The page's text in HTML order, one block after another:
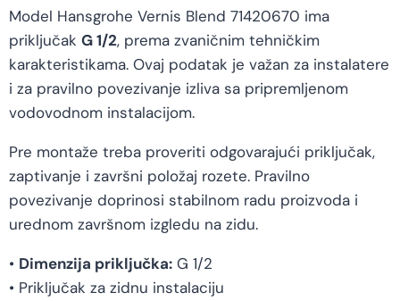
Model Hansgrohe Vernis Blend 71420670 ima
priključak G 1/2, prema zvaničnim tehničkim
karakteristikama. Ovaj podatak je važan za instalatere
i za pravilno povezivanje izliva sa pripremljenom
vodovodnom instalacijom.
Pre montaže treba proveriti odgovarajući priključak,
zaptivanje i završni položaj rozete. Pravilno
povezivanje doprinosi stabilnom radu proizvoda i
urednom završnom izgledu na zidu.
• Dimenzija priključka: G 1/2
• Priključak za zidnu instalaciju